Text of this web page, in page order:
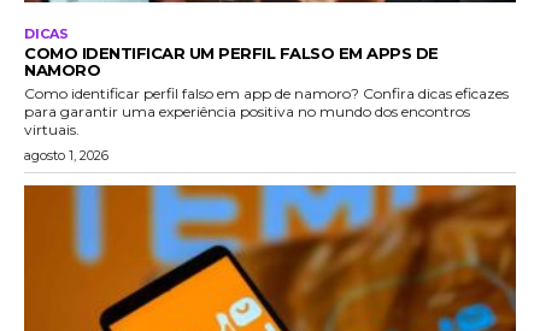
DICAS
COMO IDENTIFICAR UM PERFIL FALSO EM APPS DE
NAMORO
Como identificar perfil falso em app de namoro? Confira dicas eficazes
para garantir uma experiência positiva no mundo dos encontros
virtuais.
agosto 1, 2026